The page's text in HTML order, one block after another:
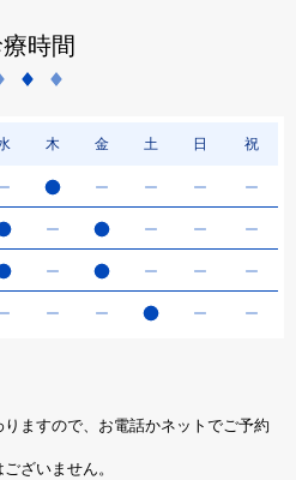
時間
木 金 土 日 祝
りますので、お電話かネットでご予約
ざいません。